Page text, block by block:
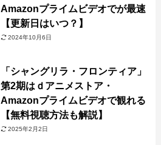
Amazonプライムビデオでが最速
【更新日はいつ？】
2024年10月6日
「シャングリラ・フロンティア」
第2期はｄアニメストア・
Amazonプライムビデオで観れる
【無料視聴方法も解説】
2025年2月2日